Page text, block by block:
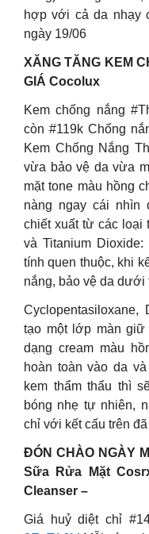
hợp với cả da nhạy
ngày 19/06
XĂNG TĂNG KEM
GIÁ Cocolux
Kem chống nắng
còn #119k Chống
Kem Chống Nắng
vừa bảo vệ da vừa
mặt tone màu hồng
nàng ngay cái nhìn
chiết xuất từ các loại
và Titanium
tính quen thuộc, khi
nắng, bảo vệ da dưới
Cyclopentasiloxane,
tạo một lớp màn
dạng cream màu
hoàn toàn vào da
kem thẩm thấu thì
bóng nhẹ tự nhiên,
chỉ với kết cấu trên
ĐÓN CHÀO NGÀY
Sữa Rửa Mặt
Cleanser –
Giá huỷ diệt chỉ